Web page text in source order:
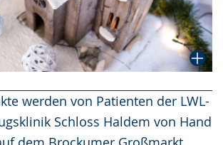
werden von Patienten der LWL-
Schloss Haldem von Hand